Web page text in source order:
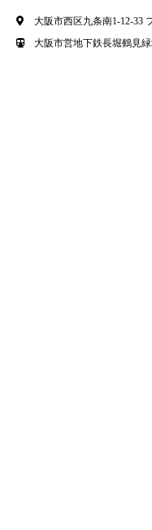
大阪市西区九条南1-12-33
大阪市営地下鉄長堀鶴見